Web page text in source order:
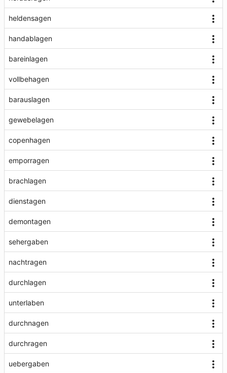
heldensagen
handablagen
bareinlagen
vollbehagen
barauslagen
gewebelagen
copenhagen
emporragen
brachlagen
dienstagen
demontagen
sehergaben
nachtragen
durchlagen
unterlaben
durchnagen
durchragen
uebergaben